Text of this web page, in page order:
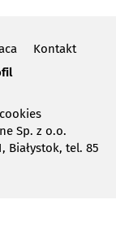
Kontakt
Sp. z o.o.
Białystok, tel. 85